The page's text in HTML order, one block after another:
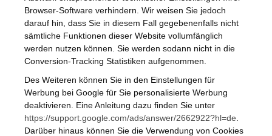
Browser-Software verhindern. Wir weisen Sie jedoch
darauf hin, dass Sie in diesem Fall gegebenenfalls nicht
sämtliche Funktionen dieser Website vollumfänglich
werden nutzen können. Sie werden sodann nicht in die
Conversion-Tracking Statistiken aufgenommen.
Des Weiteren können Sie in den Einstellungen für
Werbung bei Google für Sie personalisierte Werbung
deaktivieren. Eine Anleitung dazu finden Sie unter
https://support.google.com/ads/answer/2662922?hl=de
Darüber hinaus können Sie die Verwendung von Cookies